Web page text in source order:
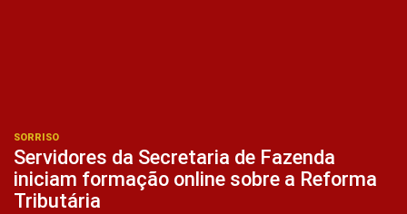
SORRISO
Servidores da Secretaria de Fazenda
iniciam formação online sobre a Reforma
Tributária